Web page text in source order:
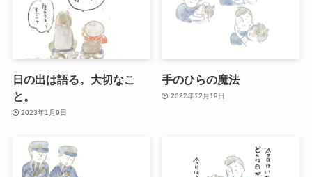
日の出は語る。大切なこ
と。
2023年1月9日
手のひらの魔法
2022年12月19日